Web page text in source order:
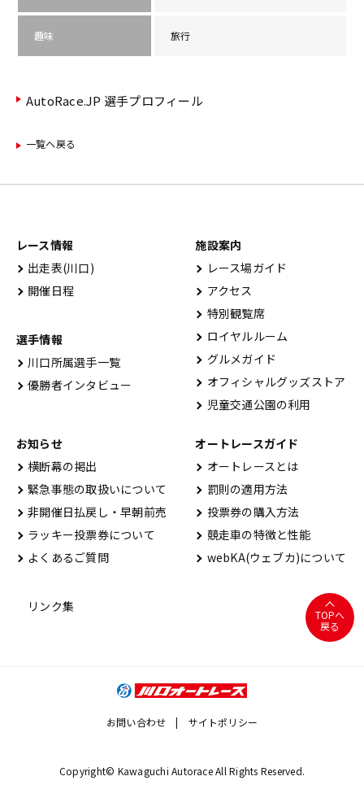
趣味 旅行
AutoRace.JP 選手プロフィール
一覧ヘ戻る
レース情報
出⾛表(川⼝)
開催⽇程
選手情報
川口所属選手一覧
優勝者インタビュー
施設案内
レース場ガイド
アクセス
特別観覧席
ロイヤルルーム
グルメガイド
オフィシャルグッズストア
児童交通公園の利用
お知らせ
横断幕の掲出
緊急事態の取扱いについて
非開催日払戻し・早朝前売
ラッキー投票券について
よくあるご質問
リンク集
オートレースガイド
オートレースとは
罰則の適用方法
投票券の購入方法
競走車の特徴と性能
webKA(ウェブカ)について
TOPへ
戻る
お問い合わせ サイトポリシー
Copyright© Kawaguchi Autorace All Rights Reserved.